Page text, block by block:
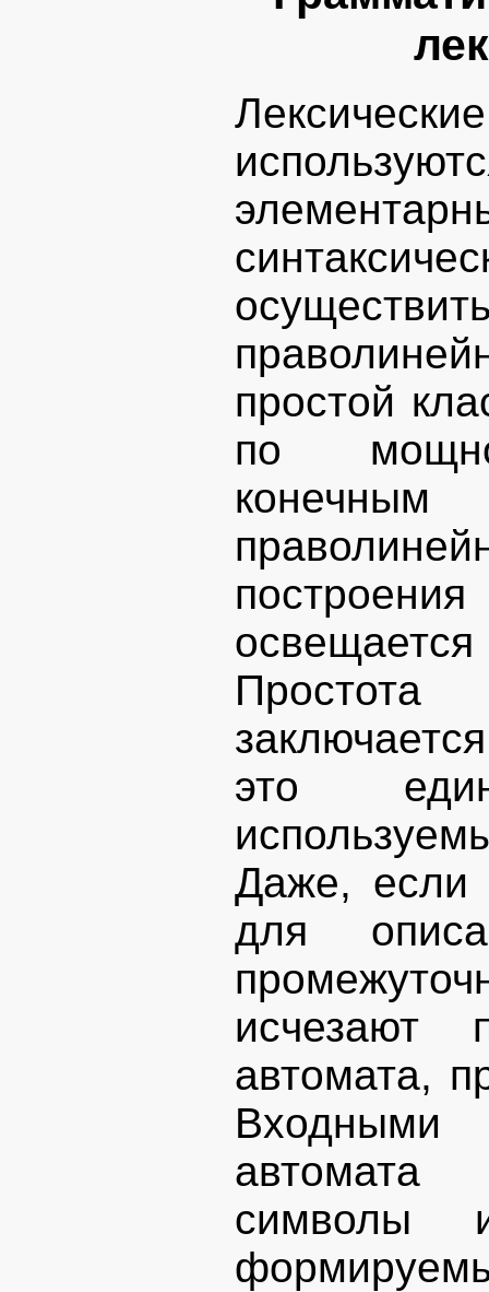
простой
по
конечным
это
Даже, если
для
исчезают
автомата,
автомата
символы